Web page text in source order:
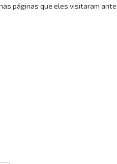
páginas que eles visitaram